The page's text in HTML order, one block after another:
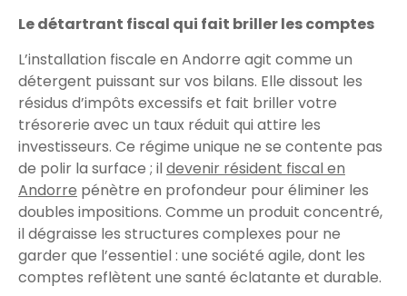
Le détartrant fiscal qui fait briller les comptes
L’installation fiscale en Andorre agit comme un
détergent puissant sur vos bilans. Elle dissout les
résidus d’impôts excessifs et fait briller votre
trésorerie avec un taux réduit qui attire les
investisseurs. Ce régime unique ne se contente pas
de polir la surface ; ildevenir résident fiscal en
Andorre pénètre en profondeur pour éliminer les
doubles impositions. Comme un produit concentré,
il dégraisse les structures complexes pour ne
garder que l’essentiel : une société agile, dont les
comptes reflètent une santé éclatante et durable.